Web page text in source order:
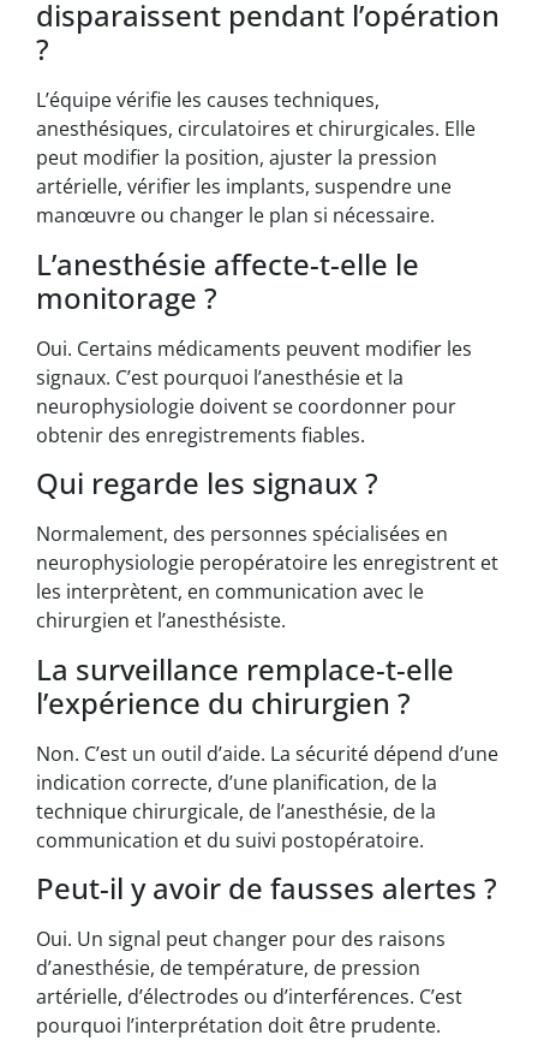
disparaissent pendant l’opération
?
L’équipe vérifie les causes techniques,
anesthésiques, circulatoires et chirurgicales. Elle
peut modifier la position, ajuster la pression
artérielle, vérifier les implants, suspendre une
manœuvre ou changer le plan si nécessaire.
L’anesthésie affecte-t-elle le
monitorage ?
Oui. Certains médicaments peuvent modifier les
signaux. C’est pourquoi l’anesthésie et la
neurophysiologie doivent se coordonner pour
obtenir des enregistrements fiables.
Qui regarde les signaux ?
Normalement, des personnes spécialisées en
neurophysiologie peropératoire les enregistrent et
les interprètent, en communication avec le
chirurgien et l’anesthésiste.
La surveillance remplace-t-elle
l’expérience du chirurgien ?
Non. C’est un outil d’aide. La sécurité dépend d’une
indication correcte, d’une planification, de la
technique chirurgicale, de l’anesthésie, de la
communication et du suivi postopératoire.
Peut-il y avoir de fausses alertes ?
Oui. Un signal peut changer pour des raisons
d’anesthésie, de température, de pression
artérielle, d’électrodes ou d’interférences. C’est
pourquoi l’interprétation doit être prudente.